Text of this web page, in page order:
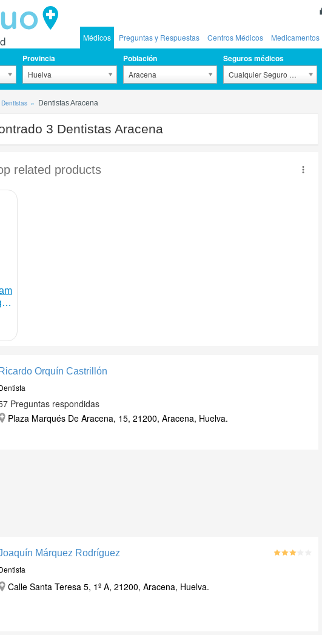
Médicos Preguntas y Respuestas Centros Médicos Medicamentos
Provincia
Huelva
Población
Aracena
Seguros médicos
Cualquier Seguro Médico
Dentistas Dentistas Aracena
3 Dentistas Aracena
Ricardo Orquín Castrillón
Preguntas respondidas
Plaza Marqués De Aracena, 15, 21200, Aracena, Huelva.
Márquez Rodríguez
Calle Santa Teresa 5, 1º A, 21200, Aracena, Huelva.